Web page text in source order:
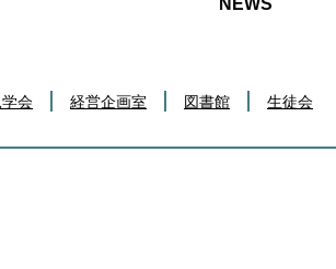
会 経営企画室 図書館 生徒会